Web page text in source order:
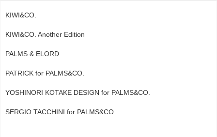
KIWI&CO.
KIWI&CO. Another Edition
PALMS & ELORD
PATRICK for PALMS&CO.
YOSHINORI KOTAKE DESIGN for PALMS&CO.
SERGIO TACCHINI for PALMS&CO.